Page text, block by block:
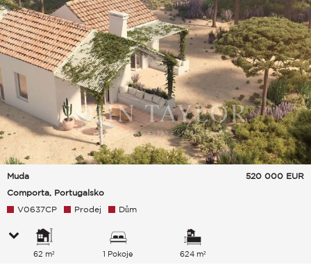
Muda
Comporta, Portugalsko
520 000 EUR
V0637CP Prodej Dům
62 m² 1 Pokoje 624 m²